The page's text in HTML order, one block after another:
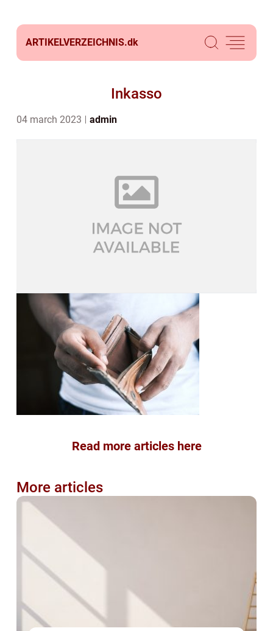
ARTIKELVERZEICHNIS.dk
Inkasso
04 march 2023 admin
Read more articles here
More articles